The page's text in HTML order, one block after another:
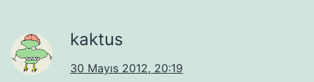
kaktus
30 Mayıs 2012, 20:19